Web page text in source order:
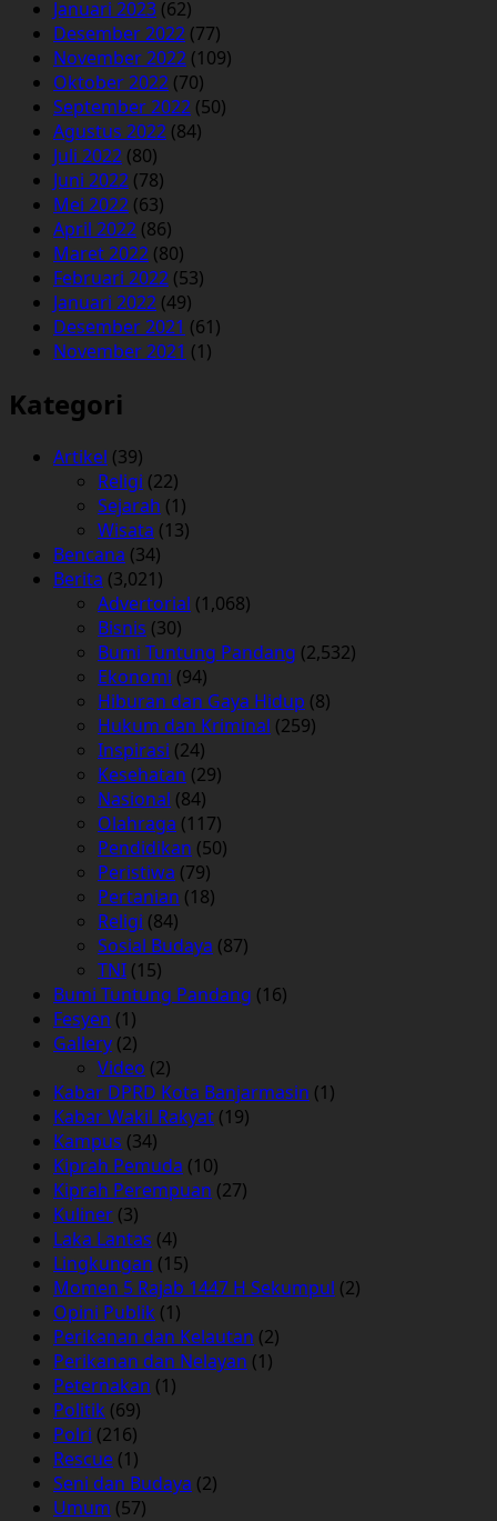
Januari 2023 (62)
Desember 2022 (77)
November 2022 (109)
Oktober 2022 (70)
September 2022 (50)
Agustus 2022 (84)
Juli 2022 (80)
Juni 2022 (78)
Mei 2022 (63)
April 2022 (86)
Maret 2022 (80)
Februari 2022 (53)
Januari 2022 (49)
Desember 2021 (61)
November 2021 (1)
Kategori
Artikel (39)
Religi (22)
Sejarah (1)
Wisata (13)
Bencana (34)
Berita (3,021)
Advertorial (1,068)
Bisnis (30)
Bumi Tuntung Pandang (2,532)
Ekonomi (94)
Hiburan dan Gaya Hidup (8)
Hukum dan Kriminal (259)
Inspirasi (24)
Kesehatan (29)
Nasional (84)
Olahraga (117)
Pendidikan (50)
Peristiwa (79)
Pertanian (18)
Religi (84)
Sosial Budaya (87)
TNI (15)
Bumi Tuntung Pandang (16)
Fesyen (1)
Gallery (2)
Video (2)
Kabar DPRD Kota Banjarmasin (1)
Kabar Wakil Rakyat (19)
Kampus (34)
Kiprah Pemuda (10)
Kiprah Perempuan (27)
Kuliner (3)
Laka Lantas (4)
Lingkungan (15)
Momen 5 Rajab 1447 H Sekumpul (2)
Opini Publik (1)
Perikanan dan Kelautan (2)
Perikanan dan Nelayan (1)
Peternakan (1)
Politik (69)
Polri (216)
Rescue (1)
Seni dan Budaya (2)
Umum (57)